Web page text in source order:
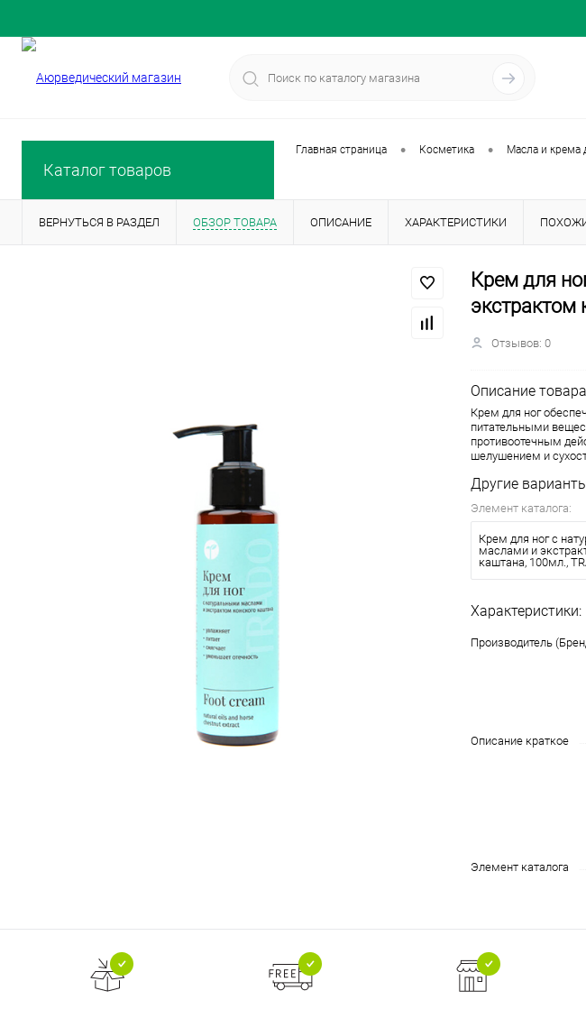
Каталог товаров
Главная страница • Косметика • Масла и крема
ВЕРНУТЬСЯ В РАЗДЕЛ ОБЗОР ТОВАРА ОПИСАНИЕ ХАРАКТЕРИСТИКИ
Крем для
экстрактом
Отзывов: 0
Описание
Крем для ног
питательными
противоотечным
шелушением и
Другие
Элемент каталога:
Крем для ног с
маслами и
каштана, 100мл.,
Характеристики:
Производитель
Описание краткое
Элемент каталога